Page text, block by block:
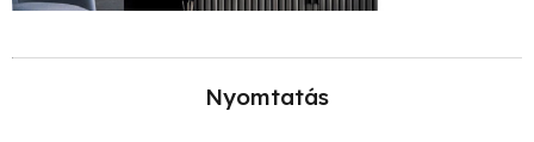
Nyomtatás